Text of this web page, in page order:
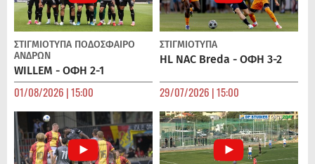
ΣΤΙΓΜΙΟΤΥΠΑ ΠΟΔΌΣΦΑΙΡΟ
ΑΝΔΡΏΝ
WILLEM - ΟΦΗ 2-1
01/08/2026 | 15:00
ΣΤΙΓΜΙΟΤΥΠΑ
HL NAC Breda - ΟΦΗ 3-2
29/07/2026 | 15:00